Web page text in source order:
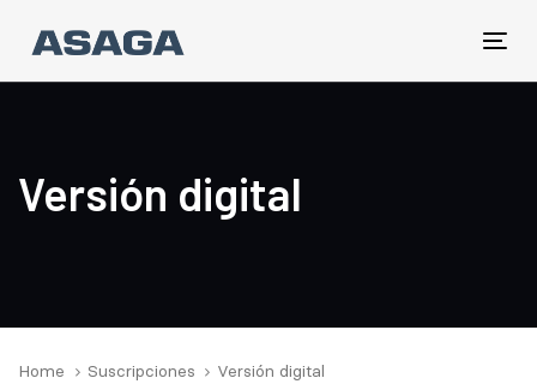
links
content
Versión digital
Home Suscripciones Versión digital